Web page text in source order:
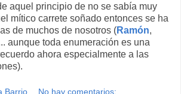
aquel principio de no se sabía muy
mítico carrete soñado entonces se ha
de muchos de nosotros (Ramón,
aunque toda enumeración es una
ahora especialmente a las
Barrio No hay comentarios: